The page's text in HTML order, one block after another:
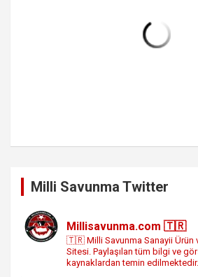
Milli Savunma Twitter
Millisavunma.com 🇹🇷
🇹🇷 Milli Savunma Sanayii Ürün
Sitesi. Paylaşılan tüm bilgi ve
kaynaklardan temin edilmektedir.